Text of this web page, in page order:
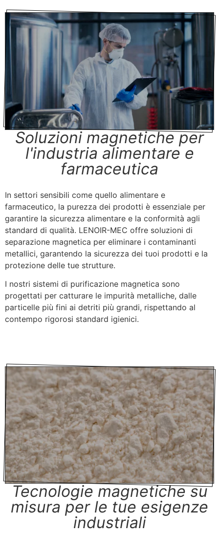
Soluzioni magnetiche per
l'industria alimentare e
farmaceutica
In settori sensibili come quello alimentare e
farmaceutico, la purezza dei prodotti è essenziale per
garantire la sicurezza alimentare e la conformità agli
standard di qualità. LENOIR-MEC offre soluzioni di
separazione magnetica per eliminare i contaminanti
metallici, garantendo la sicurezza dei tuoi prodotti e la
protezione delle tue strutture.
I nostri sistemi di purificazione magnetica sono
progettati per catturare le impurità metalliche, dalle
particelle più fini ai detriti più grandi, rispettando al
contempo rigorosi standard igienici.
Tecnologie magnetiche su
misura per le tue esigenze
industriali